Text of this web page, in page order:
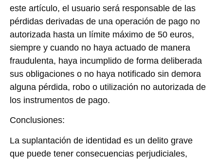
este artículo, el usuario será responsable de las
pérdidas derivadas de una operación de pago no
autorizada hasta un límite máximo de 50 euros,
siempre y cuando no haya actuado de manera
fraudulenta, haya incumplido de forma deliberada
sus obligaciones o no haya notificado sin demora
alguna pérdida, robo o utilización no autorizada de
los instrumentos de pago.
Conclusiones:
La suplantación de identidad es un delito grave
que puede tener consecuencias perjudiciales,